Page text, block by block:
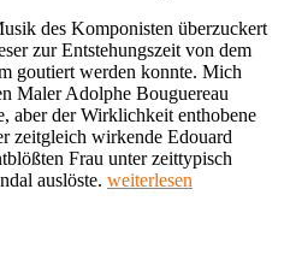
des Komponisten überzuckert
zur Entstehungszeit von dem
goutiert werden konnte. Mich
Maler Adolphe Bouguereau
aber der Wirklichkeit enthobene
zeitgleich wirkende Edouard
Frau unter zeittypisch
auslöste. „Meine
weiterlesen